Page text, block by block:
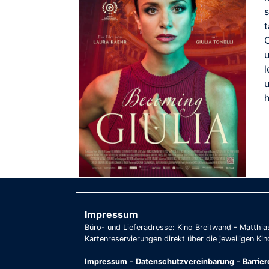
Impressum
Büro- und Lieferadresse: Kino Breitwand -
Kartenreservierungen direkt über die jeweiligen
Impressum - Datenschutzvereinbarung -